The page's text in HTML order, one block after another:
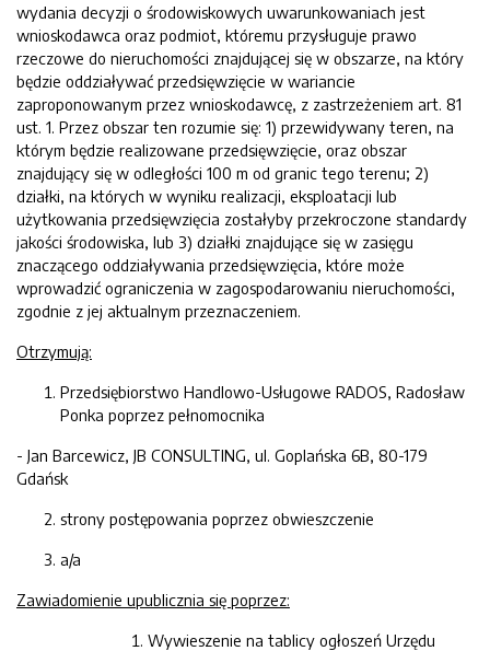
wydania decyzji o środowiskowych uwarunkowaniach jest
wnioskodawca oraz podmiot, któremu przysługuje prawo
rzeczowe do nieruchomości znajdującej się w obszarze, na który
będzie oddziaływać przedsięwzięcie w wariancie
zaproponowanym przez wnioskodawcę, z zastrzeżeniem art. 81
ust. 1. Przez obszar ten rozumie się: 1) przewidywany teren, na
którym będzie realizowane przedsięwzięcie, oraz obszar
znajdujący się w odległości 100 m od granic tego terenu; 2)
działki, na których w wyniku realizacji, eksploatacji lub
użytkowania przedsięwzięcia zostałyby przekroczone standardy
jakości środowiska, lub 3) działki znajdujące się w zasięgu
znaczącego oddziaływania przedsięwzięcia, które może
wprowadzić ograniczenia w zagospodarowaniu nieruchomości,
zgodnie z jej aktualnym przeznaczeniem.
Otrzymują:
Przedsiębiorstwo Handlowo-Usługowe RADOS, Radosław
Ponka poprzez pełnomocnika
- Jan Barcewicz, JB CONSULTING, ul. Goplańska 6B, 80-179
Gdańsk
strony postępowania poprzez obwieszczenie
a/a
Zawiadomienie upublicznia się poprzez:
Wywieszenie na tablicy ogłoszeń Urzędu